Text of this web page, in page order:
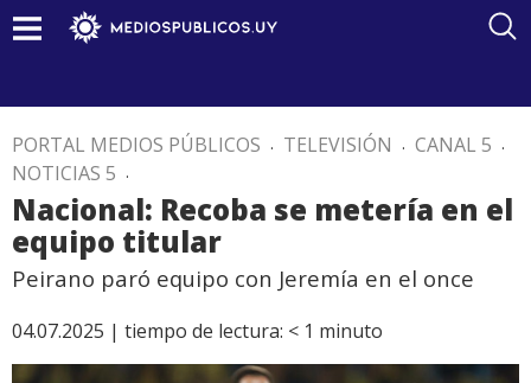
PORTAL MEDIOS PÚBLICOS . TELEVISIÓN . CANAL 5 .
NOTICIAS 5 .
Nacional: Recoba se metería en el
equipo titular
Peirano paró equipo con Jeremía en el once
04.07.2025 | tiempo de lectura: < 1 minuto